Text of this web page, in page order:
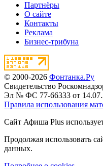
Партнёры
О сайте
Контакты
Реклама
Бизнес-трибуна
© 2000-2026 Фонтанка.Ру
Свидетельство
Эл № ФС 77-66333 от
Правила использования
Сайт Афиша Plus
Продолжая использовать
данных.